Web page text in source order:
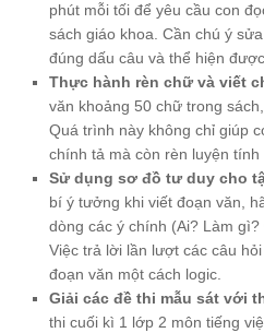
phút mỗi tối để yêu cầu con
sách giáo khoa. Cần chú ý
đúng dấu câu và thể hiện
Thực hành rèn chữ và viết
văn khoảng 50 chữ trong
Quá trình này không chỉ giúp
chính tả mà còn rèn luyện tính
Sử dụng sơ đồ tư duy cho
bí ý tưởng khi viết đoạn văn,
dòng các ý chính (Ai? Làm
Việc trả lời lần lượt các câu
đoạn văn một cách logic.
Giải các đề thi mẫu sát với
thi cuối kì 1 lớp 2 môn tiếng